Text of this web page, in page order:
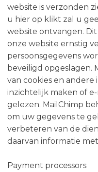
website is verzonden
u hier op klikt zal u
website ontvangen.
onze website ernstig
persoonsgegevens
beveiligd opgeslagen.
van cookies en
inzichtelijk maken of
gelezen. MailChimp
om uw gegevens te
verbeteren van de
daarvan informatie
Payment processors